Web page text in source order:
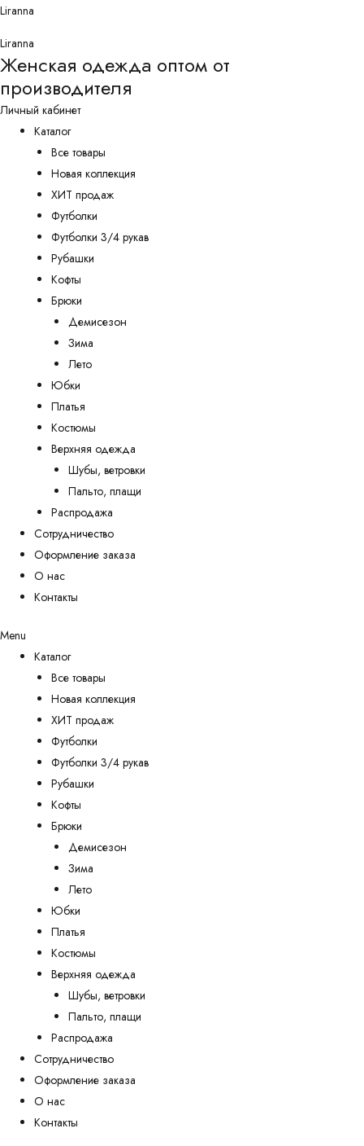
Перейти
содержимому
Liranna
Liranna
Женская одежда оптом от
производителя
Личный кабинет
Каталог
Все товары
Новая коллекция
ХИТ продаж
Футболки
Футболки 3/4 рукав
Рубашки
Кофты
Брюки
Демисезон
Зима
Лето
Юбки
Платья
Костюмы
Верхняя одежда
Шубы, ветровки
Пальто, плащи
Распродажа
Сотрудничество
Оформление заказа
О нас
Контакты
Menu
Каталог
Все товары
Новая коллекция
ХИТ продаж
Футболки
Футболки 3/4 рукав
Рубашки
Кофты
Брюки
Демисезон
Зима
Лето
Юбки
Платья
Костюмы
Верхняя одежда
Шубы, ветровки
Пальто, плащи
Распродажа
Сотрудничество
Оформление заказа
О нас
Контакты